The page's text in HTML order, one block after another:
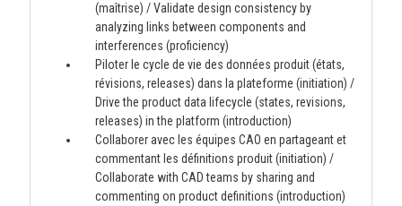
(maîtrise) / Validate design consistency by
analyzing links between components and
interferences (proficiency)
Piloter le cycle de vie des données produit (états,
révisions, releases) dans la plateforme (initiation) /
Drive the product data lifecycle (states, revisions,
releases) in the platform (introduction)
Collaborer avec les équipes CAO en partageant et
commentant les définitions produit (initiation) /
Collaborate with CAD teams by sharing and
commenting on product definitions (introduction)